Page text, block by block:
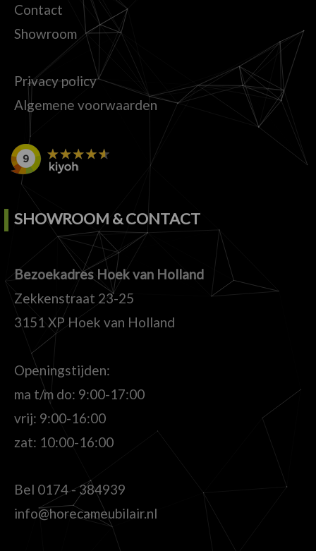
Contact
Showroom
Privacy policy
Algemene voorwaarden
SHOWROOM & CONTACT
Bezoekadres Hoek van Holland
Zekkenstraat 23-25
3151 XP Hoek van Holland
Openingstijden:
ma t/m do: 9:00-17:00
vrij: 9:00-16:00
zat: 10:00-16:00
Bel 0174 - 384939
info@horecameubilair.nl